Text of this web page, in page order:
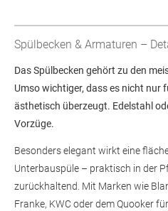
Spülbecken & Armaturen –
Das Spülbecken gehört zu den
Umso wichtiger, dass es nicht nur
ästhetisch überzeugt. Edelstahl
Vorzüge.
Besonders elegant wirkt eine
Unterbauspüle – praktisch in der
zurückhaltend. Mit Marken wie
Franke, KWC oder dem Quooker